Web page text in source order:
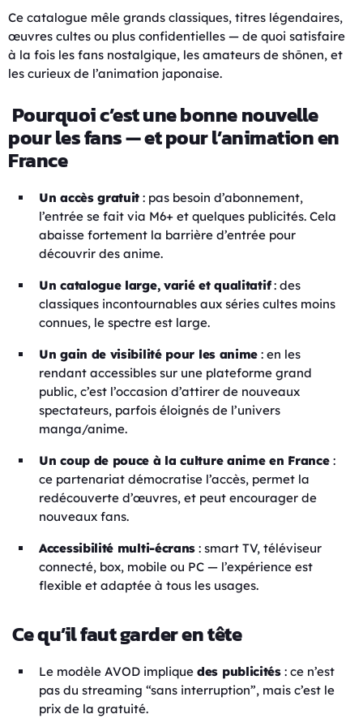
Ce catalogue mêle grands classiques, titres légendaires,
œuvres cultes ou plus confidentielles — de quoi satisfaire
à la fois les fans nostalgique, les amateurs de shōnen, et
les curieux de l’animation japonaise.
Pourquoi c’est une bonne nouvelle
pour les fans — et pour l’animation en
France
Un accès gratuit : pas besoin d’abonnement,
l’entrée se fait via M6+ et quelques publicités. Cela
abaisse fortement la barrière d’entrée pour
découvrir des anime.
Un catalogue large, varié et qualitatif: des
classiques incontournables aux séries cultes moins
connues, le spectre est large.
Un gain de visibilité pour les anime : en les
rendant accessibles sur une plateforme grand
public, c’est l’occasion d’attirer de nouveaux
spectateurs, parfois éloignés de l’univers
manga/anime.
Un coup de pouce à la culture anime en France:
ce partenariat démocratise l’accès, permet la
redécouverte d’œuvres, et peut encourager de
nouveaux fans.
Accessibilité multi-écrans : smart TV, téléviseur
connecté, box, mobile ou PC — l’expérience est
flexible et adaptée à tous les usages.
Ce qu’il faut garder en tête
Le modèle AVOD implique des publicités: ce n’est
pas du streaming “sans interruption”, mais c’est le
prix de la gratuité.